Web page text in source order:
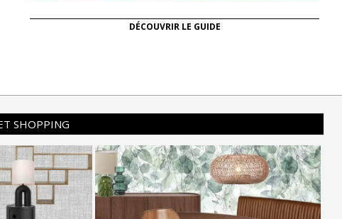
DÉCOUVRIR LE GUIDE
SHOPPING